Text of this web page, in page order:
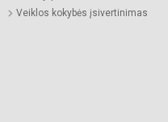
Veiklos kokybės įsivertinimas